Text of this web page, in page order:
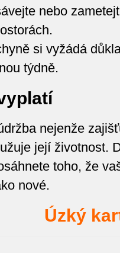
nebo
si vyžádá
týdně.
nejenže
její životnost.
toho, že
nové.
Úzký